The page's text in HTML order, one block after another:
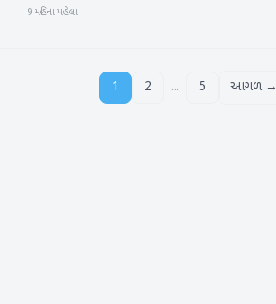
9 મહિના પહેલા
1 2 ... 5 આગળ →